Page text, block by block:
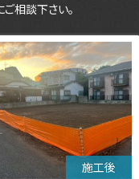
相談下さい。